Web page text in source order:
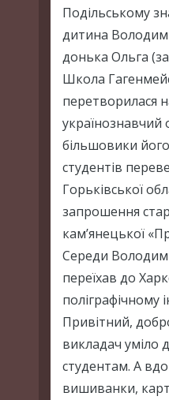
Подільському
дитина
донька Ольга
Школа
перетворилася
українознавчий
більшовики
студентів
Горьківської
запрошення
кам’янецької
Середи
переїхав до
поліграфічному
Привітний,
викладач уміло
студентам. А
вишиванки,